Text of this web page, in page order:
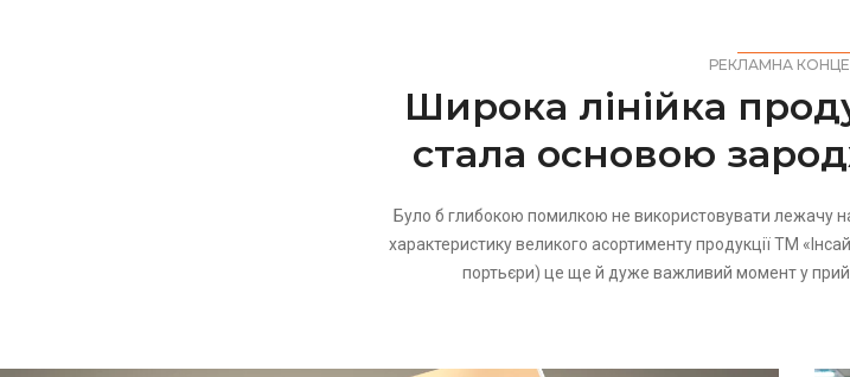
РЕКЛАМНА
Широка лінійка
стала основою
Було б глибокою помилкою не використовувати лежачу
характеристику великого асортименту продукції ТМ
портьєри) це ще й дуже важливий момент у